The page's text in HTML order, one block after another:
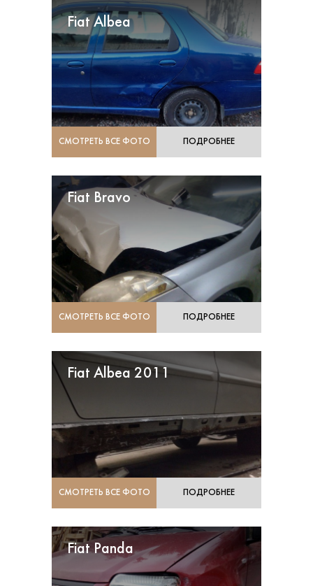
Fiat Albea
СМОТРЕТЬ ВСЕ ФОТО ПОДРОБНЕЕ
Fiat Bravo
СМОТРЕТЬ ВСЕ ФОТО ПОДРОБНЕЕ
Fiat Albea 2011
СМОТРЕТЬ ВСЕ ФОТО ПОДРОБНЕЕ
Fiat Panda